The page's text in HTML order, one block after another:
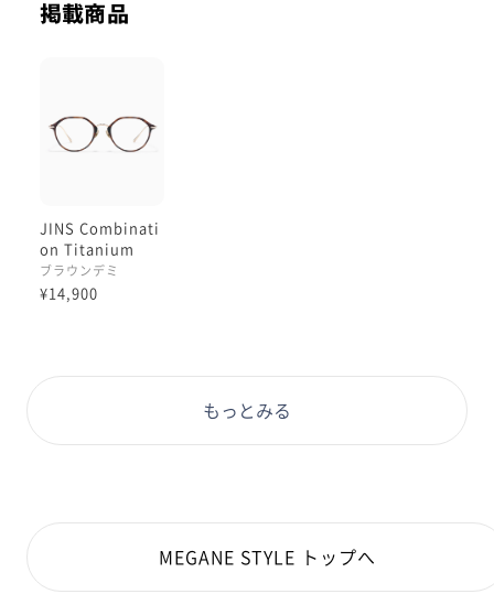
掲載商品
JINS Combinati
on Titanium
［中顔面短縮メガ
ネ］
ブラウンデミ
¥14,900
もっとみる
MEGANE STYLE トップへ